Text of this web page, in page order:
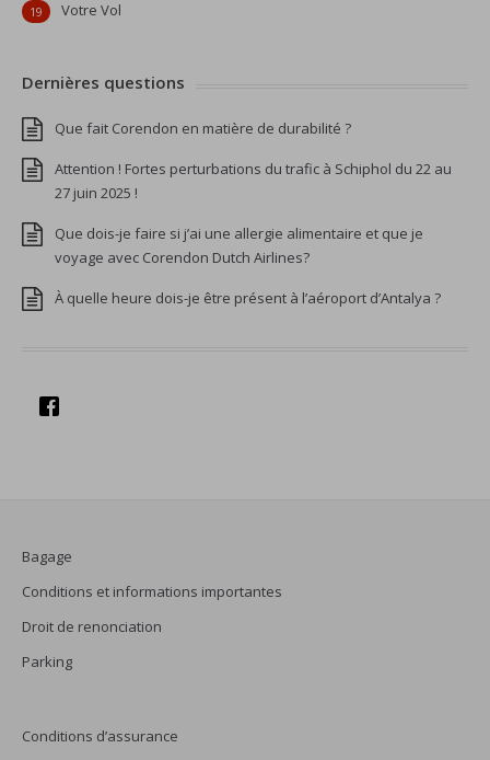
Votre Vol
19
Dernières questions
Que fait Corendon en matière de durabilité ?
Attention ! Fortes perturbations du trafic à Schiphol du 22 au
27 juin 2025 !
Que dois-je faire si j’ai une allergie alimentaire et que je
voyage avec Corendon Dutch Airlines?
À quelle heure dois-je être présent à l’aéroport d’Antalya ?
Bagage
Conditions et informations importantes
Droit de renonciation
Parking
Conditions d’assurance